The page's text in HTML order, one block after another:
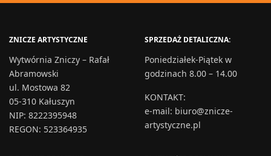
ZNICZE ARTYSTYCZNE
Wytwórnia Zniczy – Rafał
Abramowski
ul. Mostowa 82
05-310 Kałuszyn
NIP: 8222395948
REGON: 523364935
SPRZEDAŻ DETALICZNA:
Poniedziałek-Piątek w
godzinach 8.00 – 14.00
KONTAKT:
e-mail: biuro@znicze-
artystyczne.pl